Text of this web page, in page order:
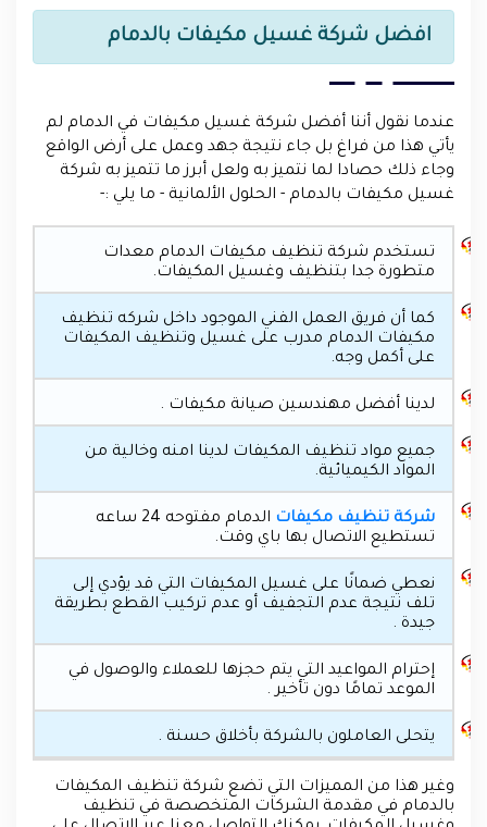
افضل شركة غسيل مكيفات بالدمام
عندما نقول أننا أفضل شركة غسيل مكيفات في الدمام لم
يأتي هذا من فراغ بل جاء نتيجة جهد وعمل على أرض الواقع
وجاء ذلك حصادا لما نتميز به ولعل أبرز ما تتميز به شركة
غسيل مكيفات بالدمام - الحلول الألمانية - ما يلي :-
تستخدم شركة تنظيف مكيفات الدمام معدات
متطورة جدا بتنظيف وغسيل المكيفات.
كما أن فريق العمل الفني الموجود داخل شركه تنظيف
مكيفات الدمام مدرب على غسيل وتنظيف المكيفات
على أكمل وجه.
لدينا أفضل مهندسين صيانة مكيفات .
جميع مواد تنظيف المكيفات لدينا امنه وخالية من
المواد الكيميائية.
شركة تنظيف مكيفات
الدمام مفتوحه 24 ساعه
تستطيع الاتصال بها باي وقت.
نعطي ضمانًا على غسيل المكيفات التي قد يؤدي إلى
تلف نتيجة عدم التجفيف أو عدم تركيب القطع بطريقة
جيدة .
إحترام المواعيد التي يتم حجزها للعملاء والوصول في
الموعد تمامًا دون تأخير .
يتحلى العاملون بالشركة بأخلاق حسنة .
وغير هذا من المميزات التي تضع شركة تنظيف المكيفات
بالدمام في مقدمة الشركات المتخصصة في تنظيف